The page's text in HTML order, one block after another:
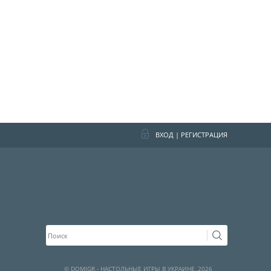
ВХОД | РЕГИСТРАЦИЯ
© DOMIGR - НАСТОЛЬНЫЕ ИГРЫ В УКРАИНЕ, 2026